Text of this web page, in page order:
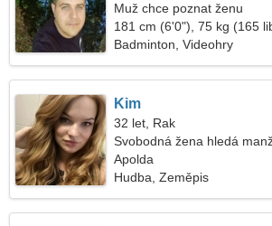
Muž chce poznat ženu
181 cm (6'0"), 75 kg (165
Badminton, Videohry
Kim
32 let, Rak
Svobodná žena hledá
Apolda
Hudba, Zeměpis